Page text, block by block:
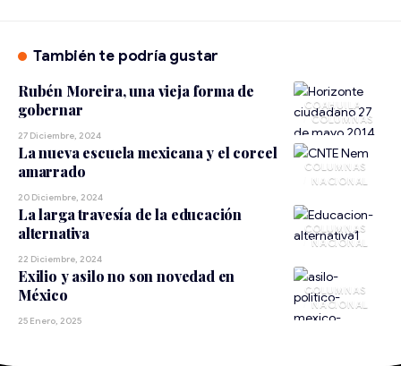
También te podría gustar
COAHUILA
Rubén Moreira, una vieja forma de
gobernar
27 Diciembre, 2024
NACIONAL
La nueva escuela mexicana y el corcel
amarrado
20 Diciembre, 2024
NACIONAL
La larga travesía de la educación
alternativa
22 Diciembre, 2024
NACIONAL
Exilio y asilo no son novedad en
México
25 Enero, 2025